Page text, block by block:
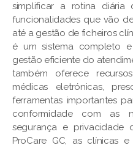
simplificar a rotina diária
funcionalidades que vão
até a gestão de ficheiros
é um sistema completo
gestão eficiente do
também oferece
médicas eletrónicas,
ferramentas importantes
conformidade com as
segurança e
ProCare GC, as clínicas